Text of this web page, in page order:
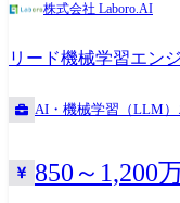
ューションデザイナ/エン
ューションデザイナ/エン
パーバイザー）がつきます
は必要に応じて増加します。 ●裁量の大きさについて 弊社はAI
命としています。 AIソリ
案して実行できればと考
更範囲:なし ーーーーーーーー 弊社はオーダーメイドによるAIモデル
「カスタムAI」の開発・
で、最先端のAI技術とク
価され、既に大手企業を
す。 ●カスタムAIソリューション事業とは? 弊社は以下を特徴とするカス
株式会社 Laboro.AI
リード機械学習エン
AI・機械学習（LLM）
850～1,200